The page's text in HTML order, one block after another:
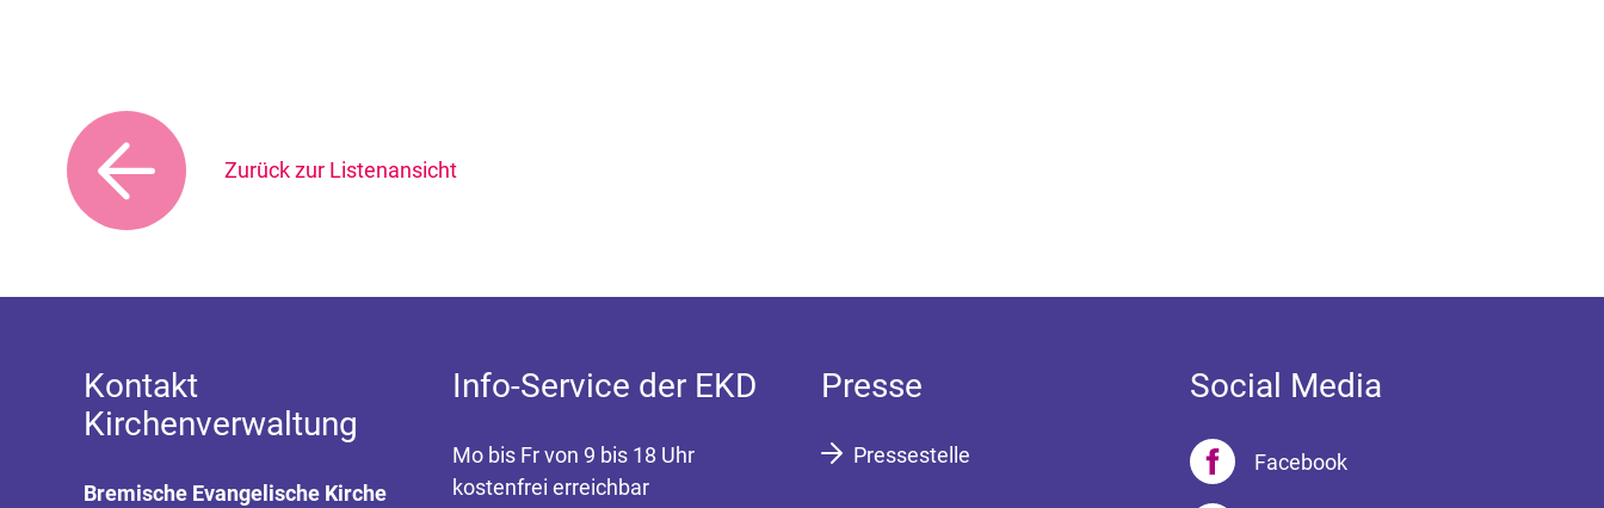
Zurück zur Listenansicht
Kontakt
Kirchenverwaltung
Bremische Evangelische Kirche
Info-Service der EKD
Mo bis Fr von 9 bis 18 Uhr
kostenfrei erreichbar
Presse
Pressestelle
Social Media
Facebook